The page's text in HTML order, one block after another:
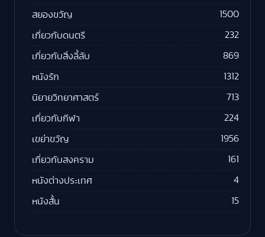
สยองขวัญ 1500
เกี่ยวกับดนตรี 232
เกี่ยวกับสิ่งลี้ลับ 869
หนังรัก 1312
นิยายวิทยาศาสตร์ 713
เกี่ยวกับกีฬา 224
เขย่าขวัญ 1956
เกี่ยวกับสงคราม 161
หนังต่างประเทศ 4
หนังสั้น 15